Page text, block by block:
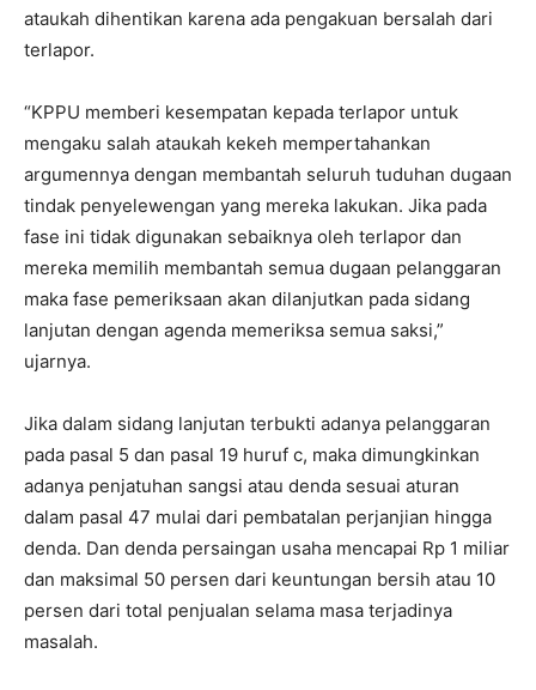
ataukah dihentikan karena ada pengakuan bersalah dari
terlapor.
“KPPU memberi kesempatan kepada terlapor untuk
mengaku salah ataukah kekeh mempertahankan
argumennya dengan membantah seluruh tuduhan dugaan
tindak penyelewengan yang mereka lakukan. Jika pada
fase ini tidak digunakan sebaiknya oleh terlapor dan
mereka memilih membantah semua dugaan pelanggaran
maka fase pemeriksaan akan dilanjutkan pada sidang
lanjutan dengan agenda memeriksa semua saksi,”
ujarnya.
Jika dalam sidang lanjutan terbukti adanya pelanggaran
pada pasal 5 dan pasal 19 huruf c, maka dimungkinkan
adanya penjatuhan sangsi atau denda sesuai aturan
dalam pasal 47 mulai dari pembatalan perjanjian hingga
denda. Dan denda persaingan usaha mencapai Rp 1 miliar
dan maksimal 50 persen dari keuntungan bersih atau 10
persen dari total penjualan selama masa terjadinya
masalah.